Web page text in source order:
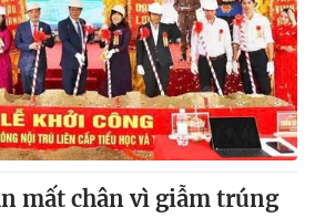
mất chân vì giẫm trúng